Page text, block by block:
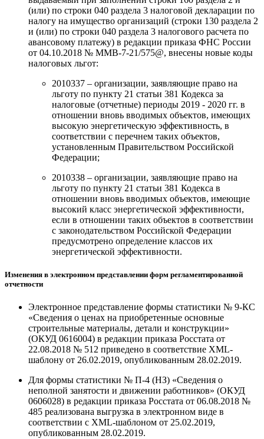
(или) по строки 040 раздела 3 налоговой декларации по
налогу на имущество организаций (строки 130 раздела 2
и (или) по строки 040 раздела 3 налогового расчета по
авансовому платежу) в редакции приказа ФНС России
от 04.10.2018 № ММВ-7-21/575@, внесены новые коды
налоговых льгот:
2010337 – организации, заявляющие право на
льготу по пункту 21 статьи 381 Кодекса за
налоговые (отчетные) периоды 2019 - 2020 гг. в
отношении вновь вводимых объектов, имеющих
высокую энергетическую эффективность, в
соответствии с перечнем таких объектов,
установленным Правительством Российской
Федерации;
2010338 – организации, заявляющие право на
льготу по пункту 21 статьи 381 Кодекса в
отношении вновь вводимых объектов, имеющие
высокий класс энергетической эффективности,
если в отношении таких объектов в соответствии
с законодательством Российской Федерации
предусмотрено определение классов их
энергетической эффективности.
Изменения в электронном представлении форм регламентированной
отчетности
Электронное представление формы статистики № 9-КС
«Сведения о ценах на приобретенные основные
строительные материалы, детали и конструкции»
(ОКУД 0616004) в редакции приказа Росстата от
22.08.2018 № 512 приведено в соответствие XML-
шаблону от 26.02.2019, опубликованным 28.02.2019.
Для формы статистики № П-4 (НЗ) «Сведения о
неполной занятости и движении работников» (ОКУД
0606028) в редакции приказа Росстата от 06.08.2018 №
485 реализована выгрузка в электронном виде в
соответствии с XML-шаблоном от 25.02.2019,
опубликованным 28.02.2019.